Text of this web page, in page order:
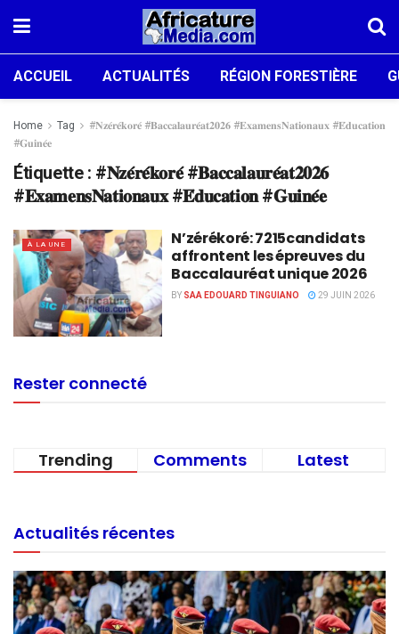
ACCUEIL ACTUALITÉS RÉGION FORESTIÈRE
Home Tag
#𝐍𝐳𝐞́𝐫𝐞́𝐤𝐨𝐫𝐞́ #𝐁𝐚𝐜𝐜𝐚𝐥𝐚𝐮𝐫𝐞́𝐚𝐭𝟐𝟎𝟐𝟔 #𝐄𝐱𝐚𝐦𝐞𝐧𝐬𝐍𝐚𝐭𝐢𝐨𝐧𝐚𝐮𝐱 #𝐄́𝐝𝐮𝐜𝐚𝐭𝐢𝐨𝐧
#𝐆𝐮𝐢𝐧𝐞́𝐞
Étiquette : #𝐍𝐳𝐞́𝐫𝐞́𝐤𝐨𝐫𝐞́ #𝐁𝐚𝐜𝐜𝐚𝐥𝐚𝐮𝐫𝐞́𝐚𝐭𝟐𝟎𝟐𝟔
#𝐄𝐱𝐚𝐦𝐞𝐧𝐬𝐍𝐚𝐭𝐢𝐨𝐧𝐚𝐮𝐱 #𝐄́𝐝𝐮𝐜𝐚𝐭𝐢𝐨𝐧 #𝐆𝐮𝐢𝐧𝐞́𝐞
À LA UNE
N’zérékoré: 7215candidats
affrontent les épreuves du
Baccalauréat unique 2026
BY SAA EDOUARD TINGUIANO 29 JUIN 2026
Rester connecté
Trending Comments Latest
Actualités récentes